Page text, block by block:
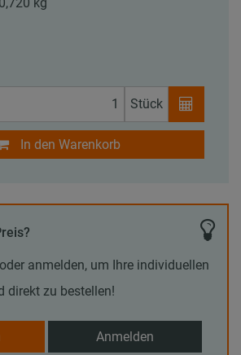
Stück
In den Warenkorb
anmelden, um Ihre individuellen
direkt zu bestellen!
Anmelden